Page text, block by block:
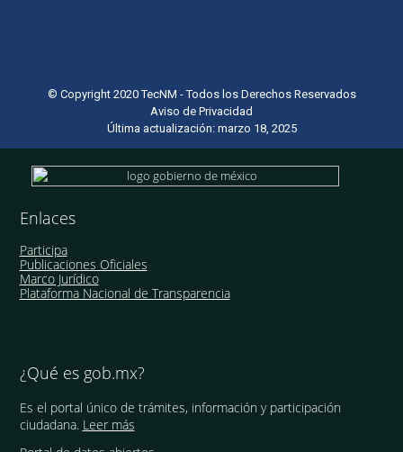
© Copyright 2020 TecNM - Todos los Derechos Reservados
Aviso de Privacidad
Última actualización: marzo 18, 2025
Enlaces
Participa
Publicaciones Oficiales
Marco Jurídico
Plataforma Nacional de Transparencia
¿Qué es gob.mx?
Es el portal único de trámites, información y participación
ciudadana. Leer más